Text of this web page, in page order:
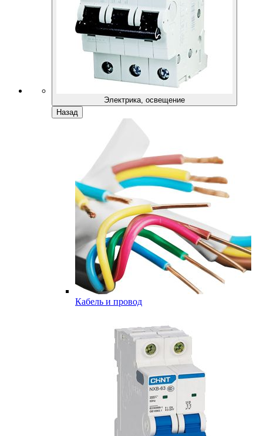
Электрика, освещение
Назад
Кабель и провод